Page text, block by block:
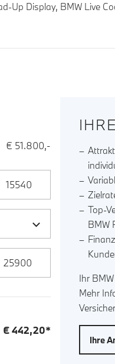
Up Display, BMW Live
€ 51.800,-
€442,20*
Top-
BMW
Ihr
Mehr
Ihre